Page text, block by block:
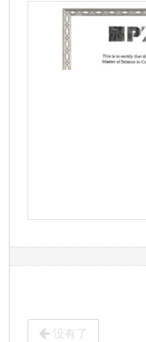
没有了